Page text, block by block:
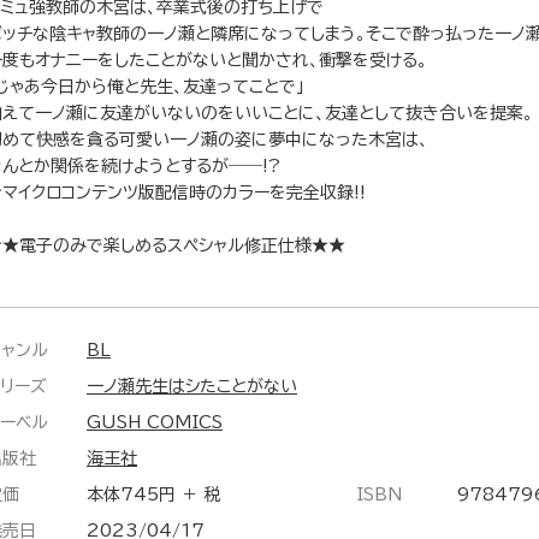
ュ強教師の木宮は、卒業式後の打ち上げで
チな陰キャ教師の一ノ瀬と隣席になってしまう。そこで酔っ払った一ノ
もオナニーをしたことがないと聞かされ、衝撃を受ける。
ゃあ今日から俺と先生、友達ってことで」
て一ノ瀬に友達がいないのをいいことに、友達として抜き合いを提案。
て快感を貪る可愛い一ノ瀬の姿に夢中になった木宮は、
んとか関係を続けようとするが――!?
イクロコンテンツ版配信時のカラーを完全収録!!
電子のみで楽しめるスペシャル修正仕様★★
ンル BL
ーズ 一ノ瀬先生はシたことがない
ベル GUSH COMICS
社 海王社
本体745円 ＋ 税
日 2023/04/17
ISBN